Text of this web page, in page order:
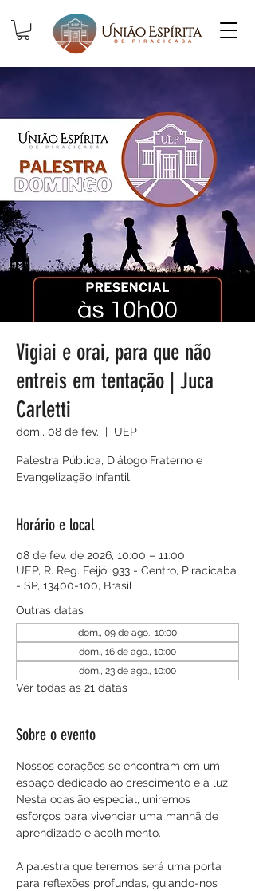
Vigiai e orai, para que não
entreis em tentação | Juca
Carletti
dom., 08 de fev.
  |
UEP
Palestra Pública, Diálogo Fraterno e
Evangelização Infantil.
Horário e local
08 de fev. de 2026, 10:00 – 11:00
UEP, R. Reg. Feijó, 933 - Centro, Piracicaba
- SP, 13400-100, Brasil
Outras datas
dom., 09 de ago., 10:00
dom., 16 de ago., 10:00
dom., 23 de ago., 10:00
Ver todas as 21 datas
Sobre o evento
Nossos corações se encontram em um
espaço dedicado ao crescimento e à luz.
Nesta ocasião especial, uniremos
esforços para vivenciar uma manhã de
aprendizado e acolhimento.
A palestra que teremos será uma porta
para reflexões profundas, guiando-nos